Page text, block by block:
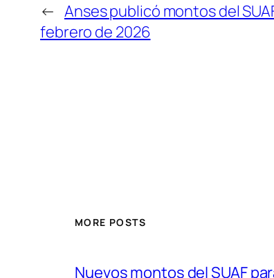
← Anses publicó montos del
febrero de 2026
MORE POSTS
Nuevos montos del SUAF